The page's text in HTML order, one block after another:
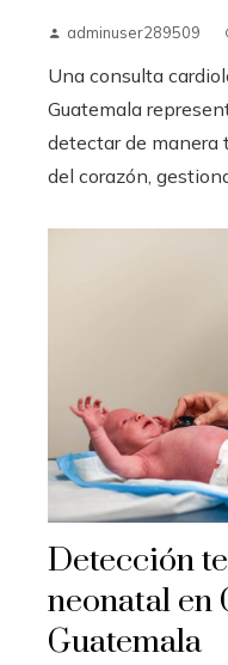
adminuser289509
Una consulta
Guatemala
detectar de manera
del corazón,
Detección
neonatal en
Guatemala